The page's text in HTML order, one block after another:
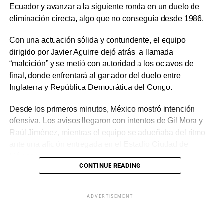
Ecuador y avanzar a la siguiente ronda en un duelo de
eliminación directa, algo que no conseguía desde 1986.
Con una actuación sólida y contundente, el equipo
dirigido por Javier Aguirre dejó atrás la llamada
“maldición” y se metió con autoridad a los octavos de
final, donde enfrentará al ganador del duelo entre
Inglaterra y República Democrática del Congo.
Desde los primeros minutos, México mostró intención
ofensiva. Los avisos llegaron con intentos de Gil Mora y
Raúl Jiménez, mientras el equipo se adueñaba del ritmo
CONTINUE READING
ADVERTISEMENT